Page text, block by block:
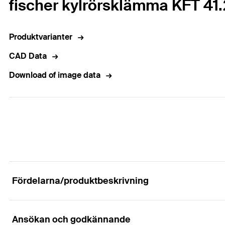
fischer kylrörsklämma KFT
Produktvarianter
CAD Data
Download of image data
Fördelarna/produktbeskrivning
Ansökan och godkännande